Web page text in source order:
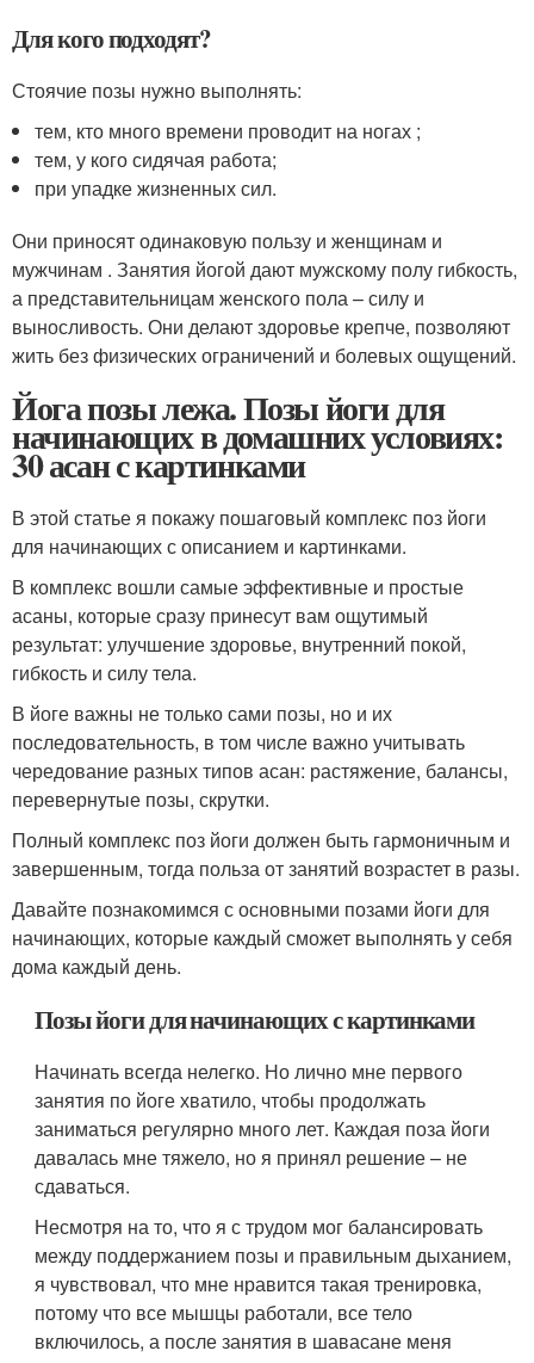
Для кого подходят?
Стоячие позы нужно выполнять:
тем, кто много времени проводит на ногах ;
тем, у кого сидячая работа;
при упадке жизненных сил.
Они приносят одинаковую пользу и женщинам и
мужчинам . Занятия йогой дают мужскому полу гибкость,
а представительницам женского пола – силу и
выносливость. Они делают здоровье крепче, позволяют
жить без физических ограничений и болевых ощущений.
Йога позы лежа. Позы йоги для
начинающих в домашних условиях:
30 асан с картинками
В этой статье я покажу пошаговый комплекс поз йоги
для начинающих с описанием и картинками.
В комплекс вошли самые эффективные и простые
асаны, которые сразу принесут вам ощутимый
результат: улучшение здоровье, внутренний покой,
гибкость и силу тела.
В йоге важны не только сами позы, но и их
последовательность, в том числе важно учитывать
чередование разных типов асан: растяжение, балансы,
перевернутые позы, скрутки.
Полный комплекс поз йоги должен быть гармоничным и
завершенным, тогда польза от занятий возрастет в разы.
Давайте познакомимся с основными позами йоги для
начинающих, которые каждый сможет выполнять у себя
дома каждый день.
Позы йоги для начинающих с картинками
Начинать всегда нелегко. Но лично мне первого
занятия по йоге хватило, чтобы продолжать
заниматься регулярно много лет. Каждая поза йоги
давалась мне тяжело, но я принял решение – не
сдаваться.
Несмотря на то, что я с трудом мог балансировать
между поддержанием позы и правильным дыханием,
я чувствовал, что мне нравится такая тренировка,
потому что все мышцы работали, все тело
включилось, а после занятия в шавасане меня